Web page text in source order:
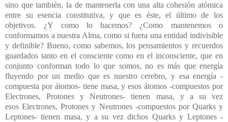
sino que también, la de mantenerla con una alta cohesión atómica
entre su esencia constitutiva, y que es éste, el último de los
objetivos. ¿Y como lo hacemos? ¿Como mantenemos o
conformamos a nuestra Alma, como si fuera una entidad indivisible
y definible? Bueno, como sabemos, los pensamientos y recuerdos
guardados tanto en el consciente como en el inconsciente, que en
conjunto conforman todo lo que somos, no es más que energía
fluyendo por un medio que es nuestro cerebro, y esa energía -
compuesta por átomos- tiene masa, y esos átomos -compuestos por
Electrones, Protones y Neutrones- tienen masa, y a su vez
esosElectrones, Protones y Neutrones -compuestos por Quarks y
Leptones-tienen masa, y a su vez dichos Quarks y Leptones -